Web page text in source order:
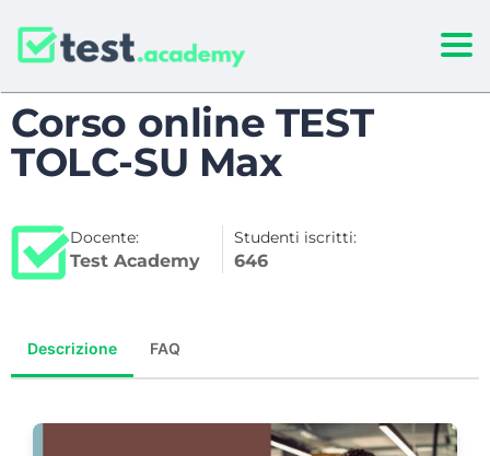
Corso online TEST
TOLC-SU Max
Docente:
Test Academy
Studenti iscritti:
646
Descrizione FAQ